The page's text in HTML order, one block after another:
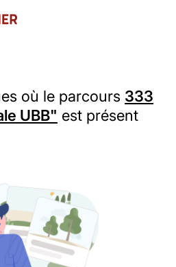
où le parcours 333
UBB" est présent